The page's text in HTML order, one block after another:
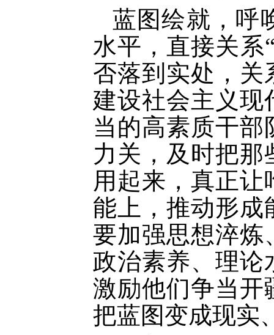
蓝图绘就，呼
水平，直接关系
否落到实处，关
建设社会主义现
当的高素质干
力关，及时把
用起来，真正
能上，推动形成
要加强思想淬炼
政治素养、理论
激励他们争当开
把蓝图变成现实